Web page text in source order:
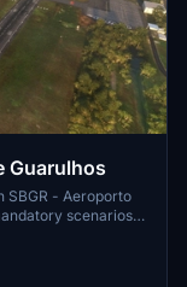
Guarulhos
SBGR - Aeroporto
scenarios
a Japan world
for free within
creator with a